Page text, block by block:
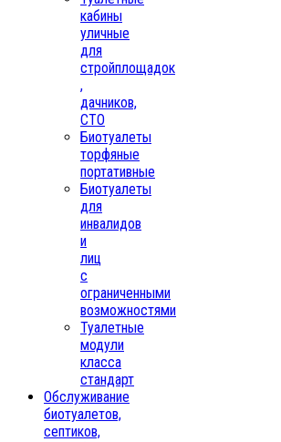
кабины
уличные
для
стройплощадок
,
дачников,
СТО
Биотуалеты
торфяные
портативные
Биотуалеты
для
инвалидов
и
лиц
с
ограниченными
возможностями
Туалетные
модули
класса
стандарт
Обслуживание
биотуалетов,
септиков,